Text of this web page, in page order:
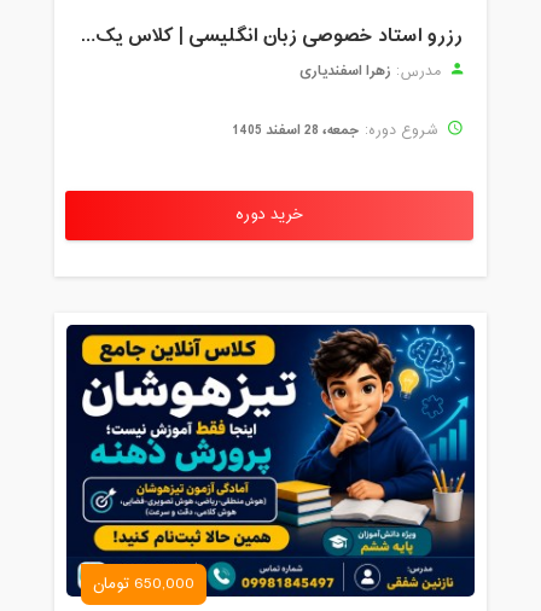
رزرو استاد خصوصی زبان انگلیسی | کلاس یک‌نفره با زهرا اسفندیاری + مشاوره رایگان
مدرس: زهرا اسفندیاری
شروع دوره: جمعه، 28 اسفند 1405
خرید دوره
650,000 تومان